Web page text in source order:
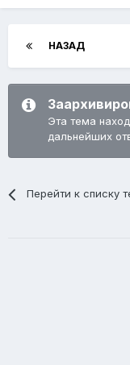
НАЗАД
Эта тема
дальнейших
Перейти к списку